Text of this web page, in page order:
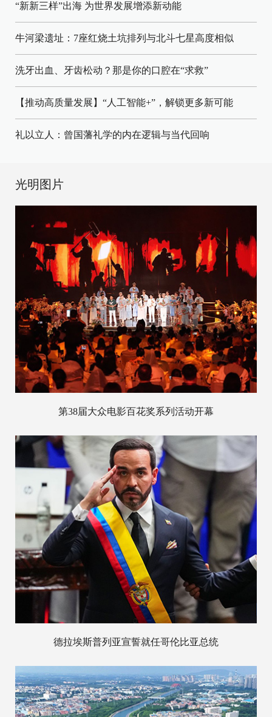
“新新三样”出海 为世界发展增添新动能
牛河梁遗址：7座红烧土坑排列与北斗七星高度相似
洗牙出血、牙齿松动？那是你的口腔在“求救”
【推动高质量发展】“人工智能+”，解锁更多新可能
礼以立人：曾国藩礼学的内在逻辑与当代回响
光明图片
第38届大众电影百花奖系列活动开幕
德拉埃斯普列亚宣誓就任哥伦比亚总统